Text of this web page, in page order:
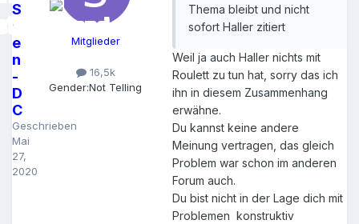
S
v
e
n
-
D
C
Geschrieben
Mai
27,
2020
Mitglieder
16,5k
Gender:Not Telling
Thema bleibt und nicht
sofort Haller zitiert
Weil ja auch Haller nichts mit
Roulett zu tun hat, sorry das ich
ihn in diesem Zusammenhang
erwähne.
Du kannst keine andere
Meinung vertragen, das gleich
Problem war schon im anderen
Forum auch.
Du bist nicht in der Lage dich mit
Problemen konstruktiv